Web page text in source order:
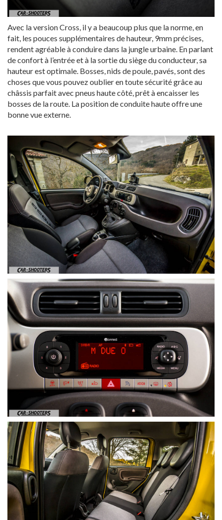
Avec la version Cross, il y a beaucoup plus que la norme, en
fait, les pouces supplémentaires de hauteur, 9mm précises,
rendent agréable à conduire dans la jungle urbaine. En parlant
de confort à l’entrée et à la sortie du siège du conducteur, sa
hauteur est optimale. Bosses, nids de poule, pavés, sont des
choses que vous pouvez oublier en toute sécurité grâce au
châssis parfait avec pneus haute côté, prêt à encaisser les
bosses de la route. La position de conduite haute offre une
bonne vue externe.